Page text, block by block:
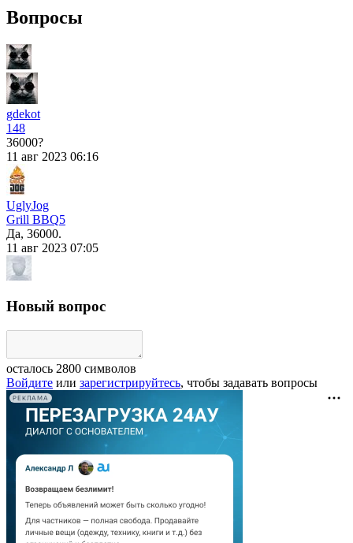
Вопросы
gdekot
148
36000?
11 авг 2023 06:16
UglyJog
Grill BBQ5
Да, 36000.
11 авг 2023 07:05
Новый вопрос
осталось 2800 символов
Войдите или зарегистрируйтесь, чтобы задавать вопросы
РЕКЛАМА